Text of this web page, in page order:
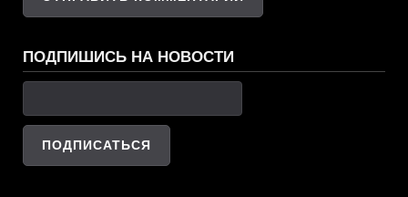
ПОДПИШИСЬ НА НОВОСТИ